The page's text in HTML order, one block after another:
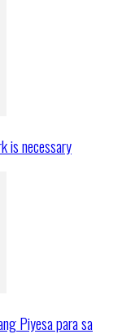
is necessary
Piyesa para sa